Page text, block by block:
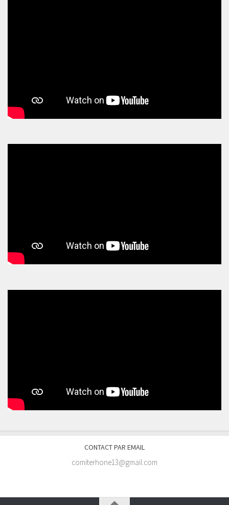
CONTACT PAR EMAIL
comiterhone13@gmail.com